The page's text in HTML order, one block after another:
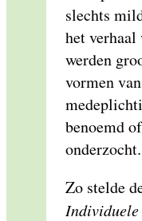
slechts
het
werden
vormen van
benoemd
onderzocht.
Zo stelde
Individuele